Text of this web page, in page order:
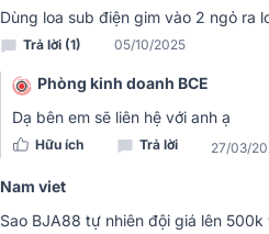
Mặt trước là màn hình Led hiển
nguồn, các nút chức năng như điều
hình, các cổng kết nối USB,
Mặt sau là khe tản nhiệt, các
thông số kỹ thuật cơ bản cho
điều khiển từ xa cho việc điều chỉnh
Đánh giá chất lượng Amply
Công suất mạnh mẽ
Dùng loa sub điện gim vào 2 ngỏ ra
Trả lời (1) 05/10/2025
Phòng kinh doanh BCE
Dạ bên em sẽ liên hệ với anh ạ
Hữu ích Trả lời 27/03/
Nam viet
Sao BJA88 tự nhiên đội giá lên